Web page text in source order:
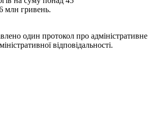
млн гривень.
один протокол про адміністративне
відповідальності.